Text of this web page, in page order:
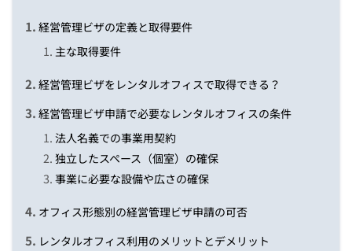
経営管理ビザの定義と取得要件
主な取得要件
経営管理ビザをレンタルオフィスで取得できる？
経営管理ビザ申請で必要なレンタルオフィスの条件
法人名義での事業用契約
独立したスペース（個室）の確保
事業に必要な設備や広さの確保
オフィス形態別の経営管理ビザ申請の可否
レンタルオフィス利用のメリットとデメリット